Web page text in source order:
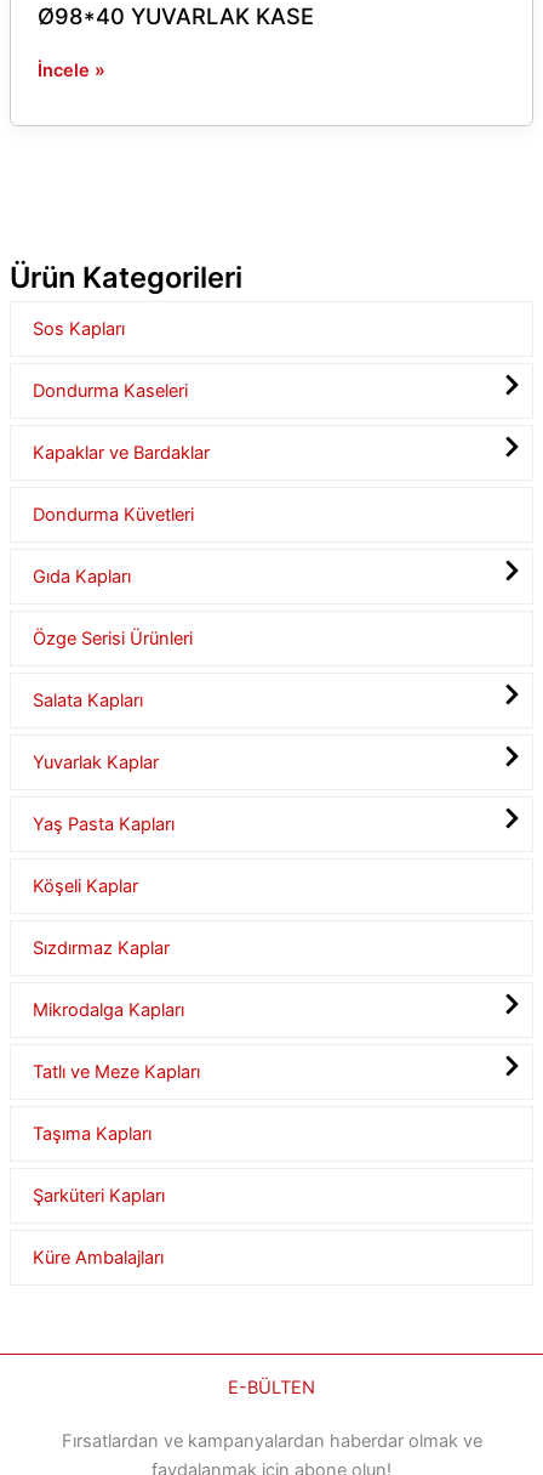
Ürün Kategorileri
Sos Kapları
Dondurma Kaseleri
Kapaklar ve Bardaklar
Dondurma Küvetleri
Gıda Kapları
Özge Serisi Ürünleri
Salata Kapları
Yuvarlak Kaplar
Yaş Pasta Kapları
Köşeli Kaplar
Sızdırmaz Kaplar
Mikrodalga Kapları
Tatlı ve Meze Kapları
Taşıma Kapları
Şarküteri Kapları
Küre Ambalajları
Ø98*40 YUVARLAK KASE
İncele »
E-BÜLTEN
Fırsatlardan ve kampanyalardan haberdar olmak ve
faydalanmak için abone olun!